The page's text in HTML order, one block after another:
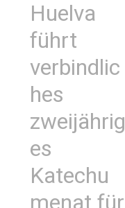
Huelva
führt
verbindlic
hes
zweijährig
es
Katechu
menat für